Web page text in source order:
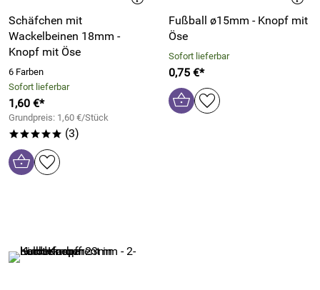
Schäfchen mit
Wackelbeinen 18mm -
Knopf mit Öse
6 Farben
Sofort lieferbar
1,60 €*
Grundpreis: 1,60 €/Stück
***** (3)
Fußball ø15mm - Knopf mit
Öse
Sofort lieferbar
0,75 €*